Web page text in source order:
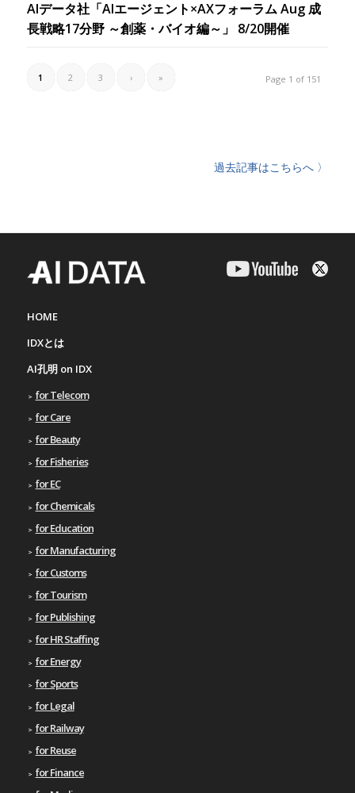
AIデータ社「AIエージェント×AXフォーラム Aug 成
長戦略17分野 ～創薬・バイオ編～」 8/20開催
Page 1 of 151
1 2 3 › »
過去記事はこちらへ 〉
HOME
IDXとは
AI孔明 on IDX
for Telecom
for Care
for Beauty
for Fisheries
for EC
for Chemicals
for Education
for Manufacturing
for Customs
for Tourism
for Publishing
for HR Staffing
for Energy
for Sports
for Legal
for Railway
for Reuse
for Finance